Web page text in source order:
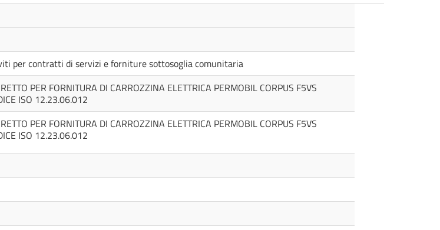
per contratti di servizi e forniture sottosoglia comunitaria
PER FORNITURA DI CARROZZINA ELETTRICA PERMOBIL CORPUS F5VS
ISO 12.23.06.012
PER FORNITURA DI CARROZZINA ELETTRICA PERMOBIL CORPUS F5VS
ISO 12.23.06.012